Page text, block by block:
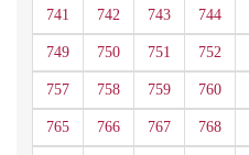
741 742 743 744
749 750 751 752
757 758 759 760
765 766 767 768